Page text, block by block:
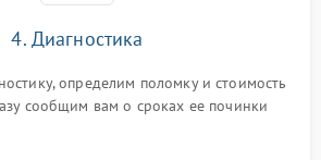
4. Диагностика
определим поломку и стоимость
сообщим вам о сроках ее починки